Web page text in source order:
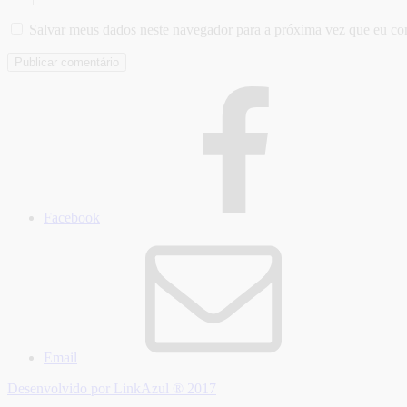
Salvar meus dados neste navegador para a próxima vez que eu
Facebook
Email
Desenvolvido por LinkAzul ® 2017